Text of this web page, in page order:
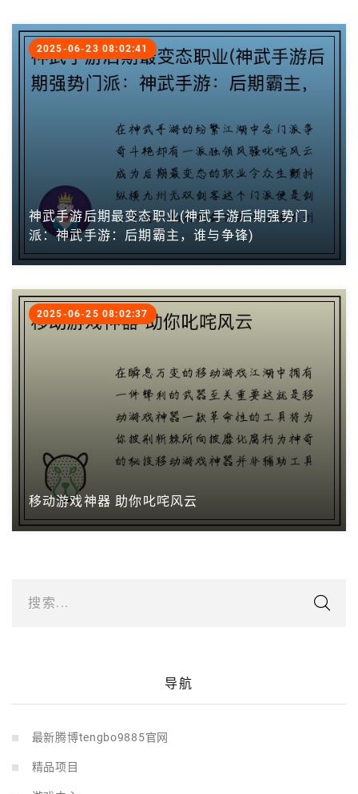
神武手游后期最变态职业(神武手游后期强势门
派：神武手游：后期霸主，谁与争锋)
2025-06-23 08:02:41
移动游戏神器 助你叱咤风云
2025-06-25 08:02:37
搜索...
导航
最新腾博tengbo9885官网
精品项目